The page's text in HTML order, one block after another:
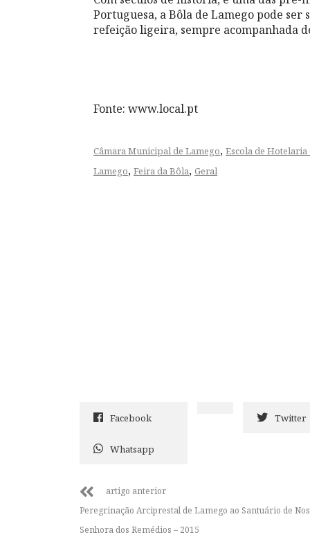
Portuguesa, a Bôla de Lamego pode
refeição ligeira, sempre acompanhada
Fonte: www.local.pt
Câmara Municipal de Lamego, Escola de
Lamego, Feira da Bôla, Geral
Facebook Twitter
Whatsapp
artigo anterior
Peregrinação Arciprestal de Lamego ao Santuário de
Senhora dos Remédios – 2015